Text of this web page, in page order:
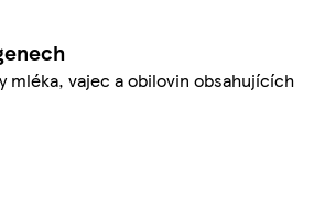
mléka, vajec a obilovin obsahujících